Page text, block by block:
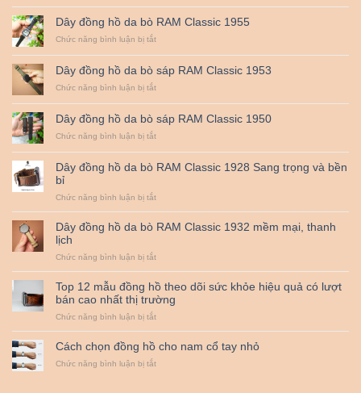
Classic
1958
hồ
da
Classic
1956
Dây đồng hồ da bò RAM Classic 1955
Chức năng bình luận bị tắtở
hồ
da
Classic
1955
Dây đồng hồ da bò sáp RAM Classic 1953
Chức năng bình luận bị tắtở
hồ
da
RAM
1953
Dây đồng hồ da bò sáp RAM Classic 1950
Chức năng bình luận bị tắtở
hồ
bò
Classic
Dây đồng hồ da bò RAM Classic 1928 Sang trọng và bền
bỉ
Chức năng bình luận bị tắtở
hồ
bò
Classic
1928
Sang
trọng
và
bền
Dây đồng hồ da bò RAM Classic 1932 mềm mại, thanh
lịch
Chức năng bình luận bị tắtở
đồng
hồ
da
bò
Classic
1932
mềm
Top 12 mẫu đồng hồ theo dõi sức khỏe hiệu quả có lượt
bán cao nhất thị trường
Chức năng bình luận bị tắtở
mẫu
đồng
Cách chọn đồng hồ cho nam cổ tay nhỏ
Chức năng bình luận bị tắtở